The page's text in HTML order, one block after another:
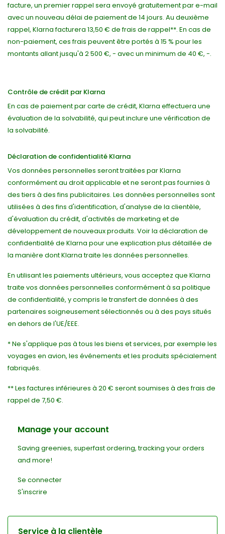
facture, un premier rappel sera envoyé gratuitement par e-mail
avec un nouveau délai de paiement de 14 jours. Au deuxième
rappel, Klarna facturera 13,50 € de frais de rappel**. En cas de
non-paiement, ces frais peuvent être portés à 15 % pour les
montants allant jusqu'à 2 500 €, - avec un minimum de 40 €, -.
Contrôle de crédit par Klarna
En cas de paiement par carte de crédit, Klarna effectuera une
évaluation de la solvabilité, qui peut inclure une vérification de
la solvabilité.
Déclaration de confidentialité Klarna
Vos données personnelles seront traitées par Klarna
conformément au droit applicable et ne seront pas fournies à
des tiers à des fins publicitaires. Les données personnelles sont
utilisées à des fins d'identification, d'analyse de la clientèle,
d'évaluation du crédit, d'activités de marketing et de
développement de nouveaux produits. Voir la déclaration de
confidentialité de Klarna pour une explication plus détaillée de
la manière dont Klarna traite les données personnelles.
En utilisant les paiements ultérieurs, vous acceptez que Klarna
traite vos données personnelles conformément à sa politique
de confidentialité, y compris le transfert de données à des
partenaires soigneusement sélectionnés ou à des pays situés
en dehors de l'UE/EEE.
* Ne s'applique pas à tous les biens et services, par exemple les
voyages en avion, les événements et les produits spécialement
fabriqués.
** Les factures inférieures à 20 € seront soumises à des frais de
rappel de 7,50 €.
Manage your account
Saving greenies, superfast ordering, tracking your orders
and more!
Se connecter
S'inscrire
Service à la clientèle